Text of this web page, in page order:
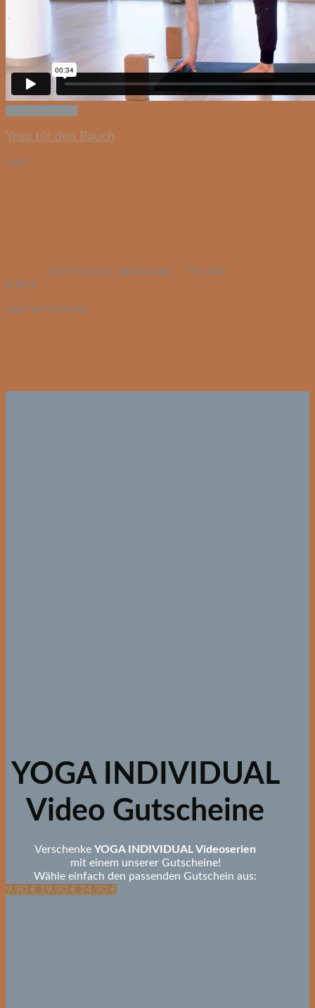
Schnellansicht
Yoga für den Bauch
1std
mit Tina von Jakubowski
Für Alle
9,90 €
inkl. 19 % MwSt.
YOGA INDIVIDUAL
Video Gutscheine
VerschenkeYOGA INDIVIDUAL Videoserien
mit einem unserer Gutscheine!
Wähle einfach den passenden Gutschein aus:
9,90 € 19,90 € 24,90 €